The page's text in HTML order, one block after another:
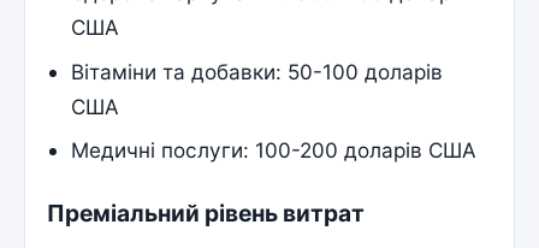
США
Вітаміни та добавки: 50-100 доларів
США
Медичні послуги: 100-200 доларів США
Преміальний рівень витрат